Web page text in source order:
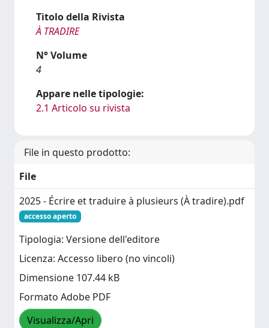
Titolo della Rivista
À TRADIRE
N° Volume
4
Appare nelle tipologie:
2.1 Articolo su rivista
File in questo prodotto:
File
2025 - Écrire et traduire à plusieurs (À tradire).pdf
accesso aperto
Tipologia: Versione dell'editore
Licenza: Accesso libero (no vincoli)
Dimensione 107.44 kB
Formato Adobe PDF
Visualizza/Apri